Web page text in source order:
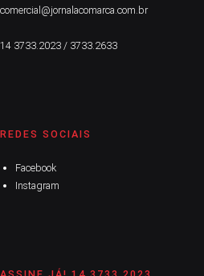
comercial@jornalacomarca.com.br
14 3733.2023 / 3733.2633
REDES SOCIAIS
Facebook
Instagram